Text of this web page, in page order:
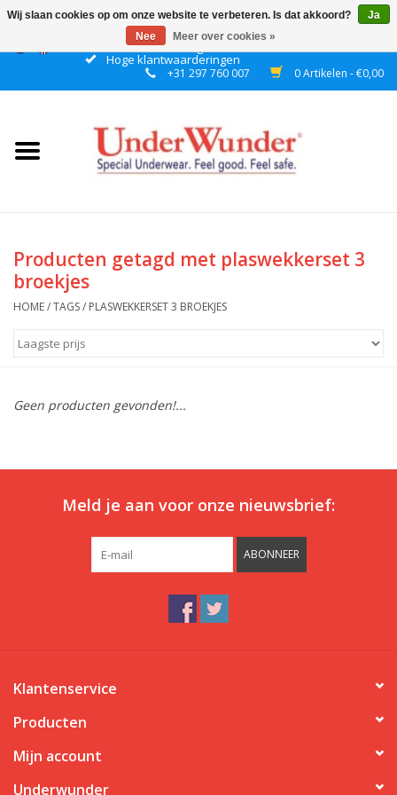
Gratis verzending boven € 50 binnen NL
Hoge klantwaarderingen
+31 297 760 007 0 Artikelen - €0,00
Home
Meisjes
Producten getagd met plaswekkerset 3
broekjes
HOME/TAGS/ PLASWEKKERSET 3 BROEKJES
Geen producten gevonden!...
Meld je aan voor onze nieuwsbrief:
ABONNEER
Klantenservice
Producten
Mijn account
Underwunder
Wij slaan cookies op om onze website te verbeteren. Is dat akkoord?
Ja
Nee
Meer over cookies »